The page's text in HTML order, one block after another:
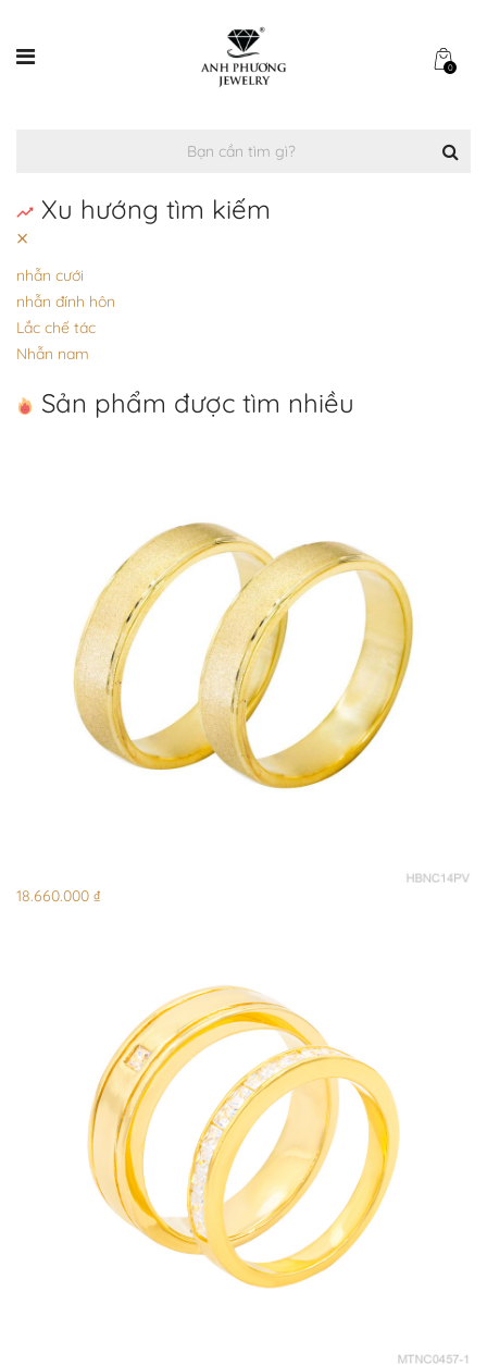
0
Xu hướng tìm kiếm
×
nhẫn cưới
nhẫn đính hôn
Lắc chế tác
Nhẫn nam
Sản phẩm được tìm nhiều
18.660.000 ₫